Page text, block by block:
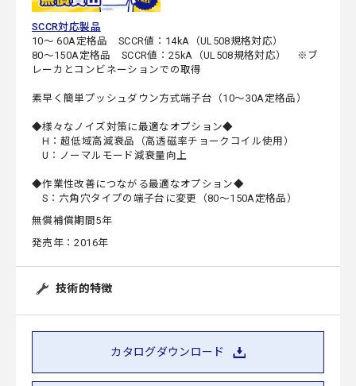
SCCR対応製品
10～ 60A定格品 SCCR値：14kA（UL508規格対応）
80～150A定格品 SCCR値：25kA（UL508規格対応） ※ブ
レーカとコンビネーションでの取得
素早く簡単プッシュダウン方式端子台（10～30A定格品）
◆様々なノイズ対策に最適なオプション◆
H：超低域高減衰品（高透磁率チョークコイル使用）
U：ノーマルモード減衰量向上
◆作業性改善につながる最適なオプション◆
S：六角穴タイプの端子台に変更（80～150A定格品）
無償補償期間5年
発売年：2016年
技術的特徴
カタログダウンロード